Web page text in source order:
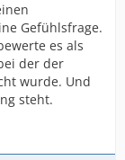
Gefühlsfrage.
es als
der der
wurde. Und
steht.